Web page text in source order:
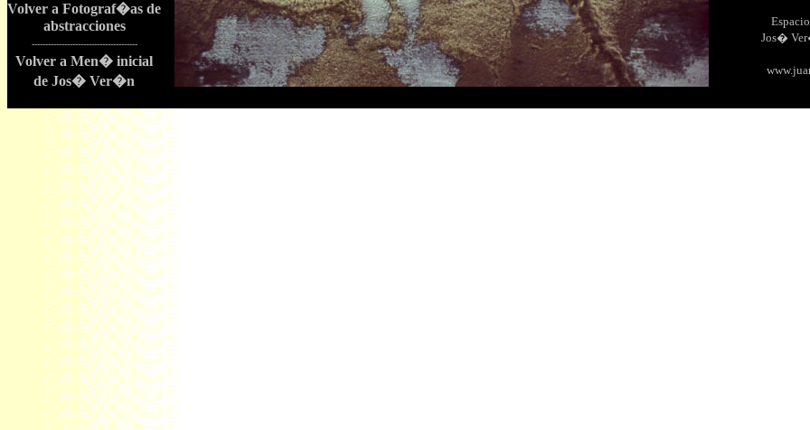
Volver a Fotograf�as de
abstracciones
---------------------------------------
Volver a Men� inicial
de Jos� Ver�n
Jos�